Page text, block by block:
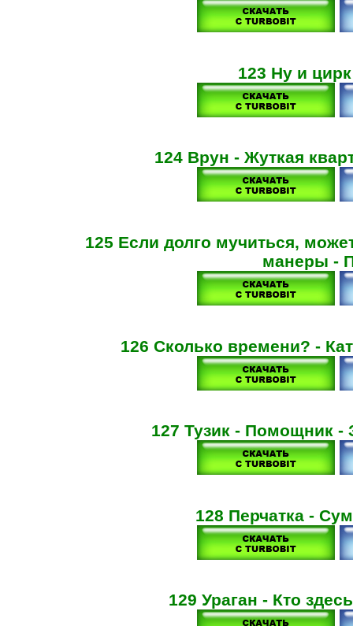
123 Ну и
124 Врун - Жуткая
125 Если долго мучиться,
манеры -
126 Сколько времени? -
127 Тузик - Помощник -
128 Перчатка -
129 Ураган - Кто